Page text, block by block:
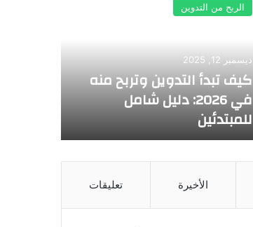
الربح من التدوين
ديسمبر 12, 2025
كيف تبدأ التدوين وتربح منه
في 2026: دليل شامل
للمبتدئين
الأخيرة تعليقات